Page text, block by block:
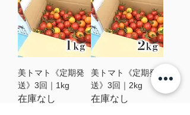
美トマト《定期発
送》3回｜1kg
在庫なし
美トマト《定期発
送》3回｜2kg
在庫なし